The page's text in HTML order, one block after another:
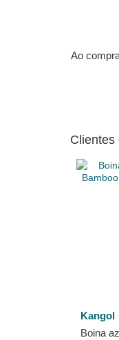
Ao
Clientes
Kangol
Boina